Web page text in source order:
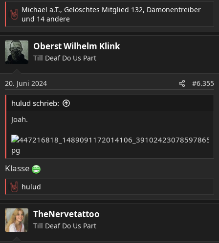
R
a
k
t
i
o
n
e
n
Michael a.T., Gelöschtes Mitglied 132, Dämonentreiber
und 14 andere
Oberst Wilhelm Klink
Till Deaf Do Us Part
20. Juni 2024 #6.355
hulud schrieb:
Joah.
Klasse
R
e
a
k
t
hulud
TheNervetattoo
Till Deaf Do Us Part